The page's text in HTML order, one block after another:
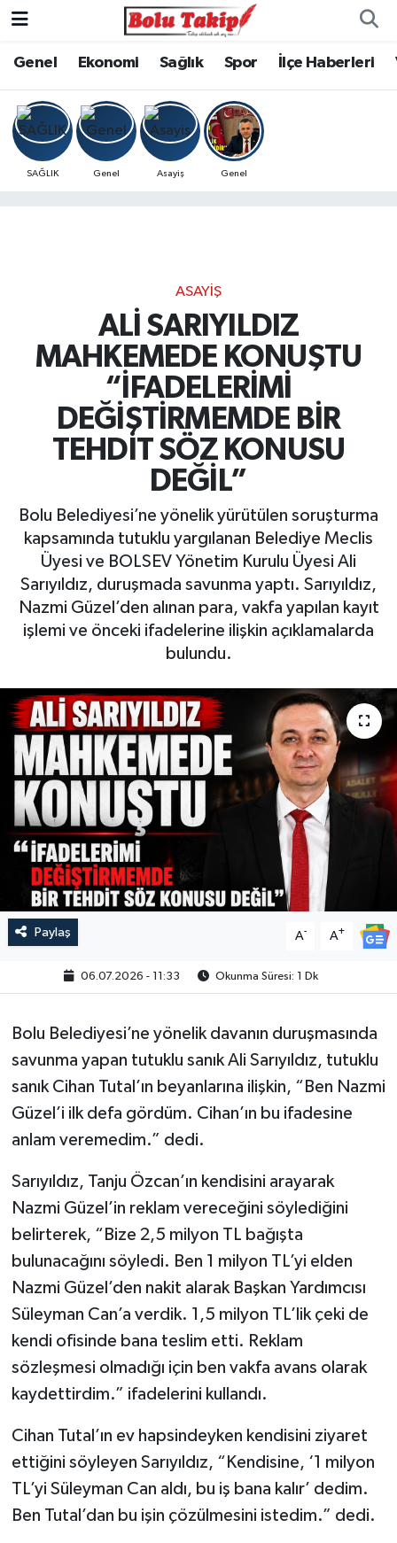
Genel Ekonomi Sağlık Spor İlçe Haberleri
SAĞLIK Genel Asayiş Genel
ASAYIŞ
ALİ SARIYILDIZ
MAHKEMEDE KONUŞTU
“İFADELERİMİ
DEĞİŞTİRMEMDE BİR
TEHDİT SÖZ KONUSU
DEĞİL”
Bolu Belediyesi’ne yönelik yürütülen soruşturma
kapsamında tutuklu yargılanan Belediye Meclis
Üyesi ve BOLSEV Yönetim Kurulu Üyesi Ali
Sarıyıldız, duruşmada savunma yaptı. Sarıyıldız,
Nazmi Güzel’den alınan para, vakfa yapılan kayıt
işlemi ve önceki ifadelerine ilişkin açıklamalarda
bulundu.
Paylaş A- A+
06.07.2026 - 11:33 Okunma Süresi: 1 Dk
Bolu Belediyesi’ne yönelik davanın duruşmasında
savunma yapan tutuklu sanık Ali Sarıyıldız, tutuklu
sanık Cihan Tutal’ın beyanlarına ilişkin, “Ben Nazmi
Güzel’i ilk defa gördüm. Cihan’ın bu ifadesine
anlam veremedim.” dedi.
Sarıyıldız, Tanju Özcan’ın kendisini arayarak
Nazmi Güzel’in reklam vereceğini söylediğini
belirterek, “Bize 2,5 milyon TL bağışta
bulunacağını söyledi. Ben 1 milyon TL’yi elden
Nazmi Güzel’den nakit alarak Başkan Yardımcısı
Süleyman Can’a verdik. 1,5 milyon TL’lik çeki de
kendi ofisinde bana teslim etti. Reklam
sözleşmesi olmadığı için ben vakfa avans olarak
kaydettirdim.” ifadelerini kullandı.
Cihan Tutal’ın ev hapsindeyken kendisini ziyaret
ettiğini söyleyen Sarıyıldız, “Kendisine, ‘1 milyon
TL’yi Süleyman Can aldı, bu iş bana kalır’ dedim.
Ben Tutal’dan bu işin çözülmesini istedim.” dedi.